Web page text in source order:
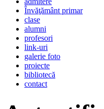
Învăţământ primar
clase
alumni
profesori
link-uri
galerie foto
proiecte
bibliotecă
contact